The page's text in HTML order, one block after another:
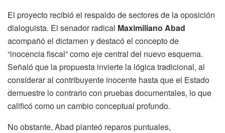
El proyecto recibió el respaldo de sectores de la oposición
dialoguista. El senador radical Maximiliano Abad
acompañó el dictamen y destacó el concepto de
“inocencia fiscal” como eje central del nuevo esquema.
Señaló que la propuesta invierte la lógica tradicional, al
considerar al contribuyente inocente hasta que el Estado
demuestre lo contrario con pruebas documentales, lo que
calificó como un cambio conceptual profundo.
No obstante, Abad planteó reparos puntuales,